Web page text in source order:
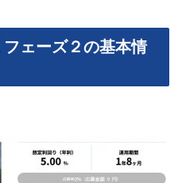
ェーズ２の基本情